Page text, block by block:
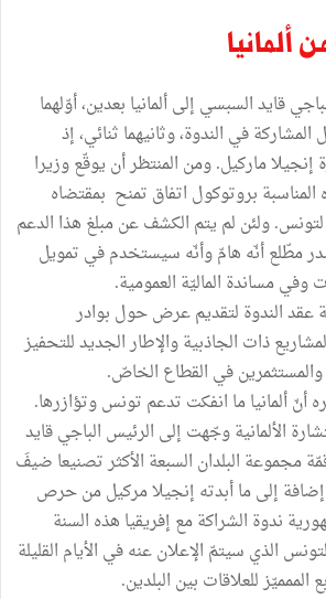
ألمانيا
قايد السبسي إلى ألمانيا بعدين، أوّلهما
في الندوة، وثانيهما ثنائي، إذ
ماركيل. ومن المنتظر أن يوقّع وزيرا
المناسبة بروتوكول اتفاق تمنح بمقتضاه
لتونس. ولئن لم يتم الكشف عن مبلغ هذا الدعم
مطّلع أنّه هامّ وأنّه سيستخدم في تمويل
مساندة الماليّة العمومية.
الندوة لتقديم عرض حول بوادر
ذات الجاذبية والإطار الجديد للتحفيز
والمستثمرين في القطاع الخاصّ.
ألمانيا ما انفكت تدعم تونس وتؤازرها.
الألمانية وجّهت إلى الرئيس الباجي قايد
مجموعة البلدان السبعة الأكثر تصنيعا ضيفَ
في جوان 2015، إضافة إلى ما أبدته إنجيلا مركيل من حرص
ندوة الشراكة مع إفريقيا هذه السنة
الذي سيتمّ الإعلان عنه في الأيام القليلة
الممميّز للعلاقات بين البلدين.